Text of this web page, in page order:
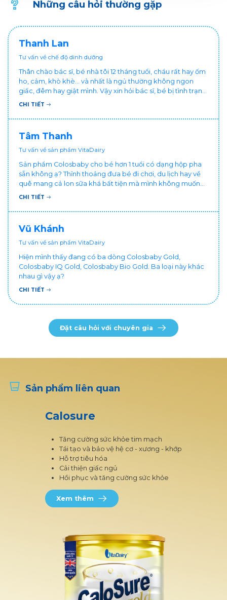
Những câu hỏi thường gặp
Thanh Lan
Tư vấn về chế độ dinh dưỡng
Thân chào bác sĩ, bé nhà tôi 12 tháng tuổi, cháu rất hay ốm
ho, cảm, khò khè... và nhất là ngủ thường không ngon
giấc, đêm hay giật mình. Vậy xin hỏi bác sĩ, bé bị tình trạng
vậy nên làm sao để con khỏe mạnh và ngủ ngon giấc hơn
chăm cháu hay ốm ạ?. Cảm ơn bác sĩ.
CHI TIẾT
Tâm Thanh
Tư vấn về sản phẩm VitaDairy
Sản phẩm Colosbaby cho bé hơn 1 tuổi có dạng hộp pha
sẵn không ạ? Thỉnh thoảng đưa bé đi chơi, du lịch hay về
quê mang cả lon sữa khá bất tiện mà mình không muốn
đổi cho bé dùng sữa tươi hộp khác sợ bé nạ sữa ảnh
CHI TIẾT
Vũ Khánh
Tư vấn về sản phẩm VitaDairy
Hiện mình thấy đang có ba dòng Colosbaby Gold,
Colosbaby IQ Gold, Colosbaby Bio Gold. Ba loại này khác
nhau gì vậy ạ?
CHI TIẾT
Đặt câu hỏi với chuyên gia
Sản phẩm liên quan
Calosure
Tăng cường sức khỏe tim mạch
Tái tạo và bảo vệ hệ cơ - xương - khớp
Hỗ trợ tiêu hóa
Cải thiện giấc ngủ
Hồi phục và tăng cường sức khỏe
Xem thêm